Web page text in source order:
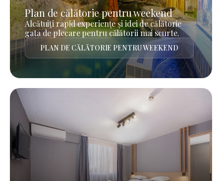
Plan de călătorie pentru weekend
Alcătuiți rapid experiențe și idei de călătorie
gata de plecare pentru călătorii mai scurte.
PLAN DE CĂLĂTORIE PENTRU WEEKEND